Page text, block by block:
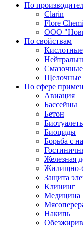
По
Clarin
Flore
ООО
По свойствам
Смазочные
Щелочные
По сфере
Авиация
Бассейны
Бетон
Биоциды
Борьба с
Железная
Жилищно-
Защита
Клининг
Медицина
Накипь